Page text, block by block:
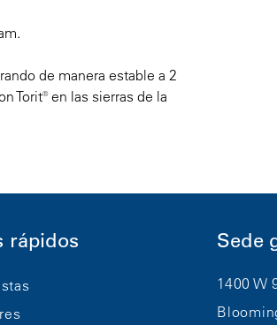
de manera estable a 2
Torit® en las sierras de la
rápidos Sede
1400 W